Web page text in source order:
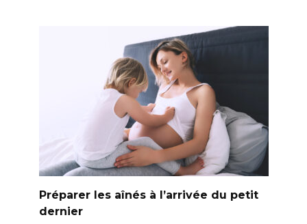
Préparer les aînés à l’arrivée du petit
dernier